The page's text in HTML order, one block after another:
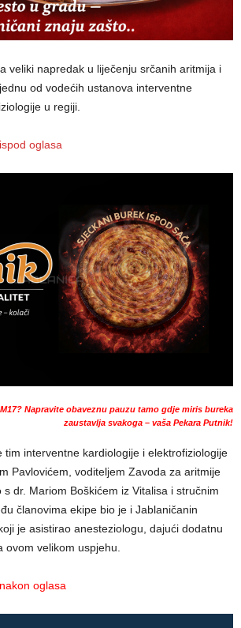
veliki napredak u liječenju srčanih aritmija i
od vodećih ustanova interventne
u regiji.
oglasa
Napravite obaveznu pauzu tamo gdje miris bureka
zaustavlja svakoga – vaša Pekara Putnik!
tim interventne kardiologije i elektrofiziologije
Pavlovićem, voditeljem Zavoda za aritmije
s dr. Mariom Boškićem iz Vitalisa i stručnim
članovima ekipe bio je i Jablaničanin
je asistirao anesteziologu, dajući dodatnu
ovom velikom uspjehu.
oglasa